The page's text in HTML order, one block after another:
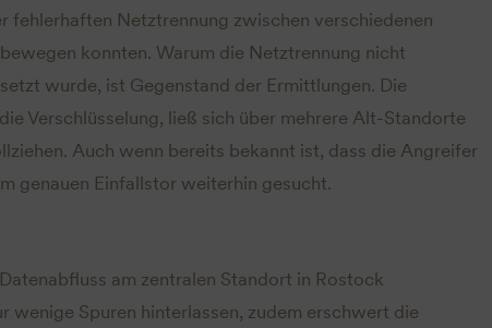
fehlerhaften Netztrennung zwischen verschiedenen
konnten. Warum die Netztrennung nicht
wurde, ist Gegenstand der Ermittlungen. Die
Verschlüsselung, ließ sich über mehrere Alt-Standorte
Auch wenn bereits bekannt ist, dass die Angreifer
genauen Einfallstor weiterhin gesucht.
am zentralen Standort in Rostock
wenige Spuren hinterlassen, zudem erschwert die